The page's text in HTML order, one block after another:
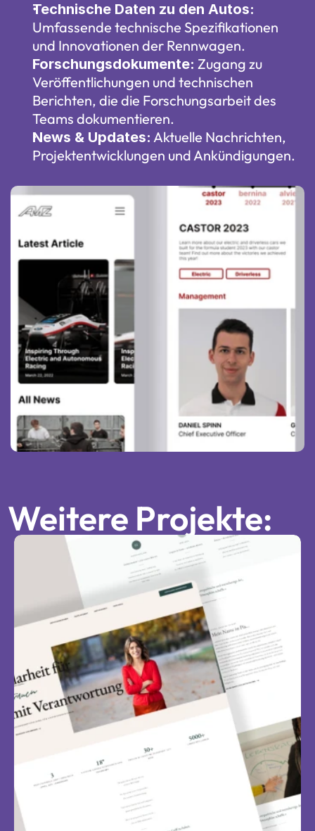
Technische Daten zu den Autos:
Umfassende technische Spezifikationen
und Innovationen der Rennwagen.
Forschungsdokumente: Zugang zu
Veröffentlichungen und technischen
Berichten, die die Forschungsarbeit des
Teams dokumentieren.
News & Updates: Aktuelle Nachrichten,
Projektentwicklungen und Ankündigungen.
Weitere Projekte: